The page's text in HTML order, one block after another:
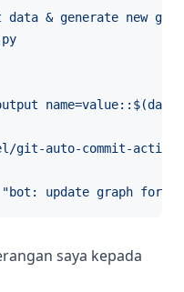
data & generate new
git-auto-commit-
"bot: update graph for $
saya kepada